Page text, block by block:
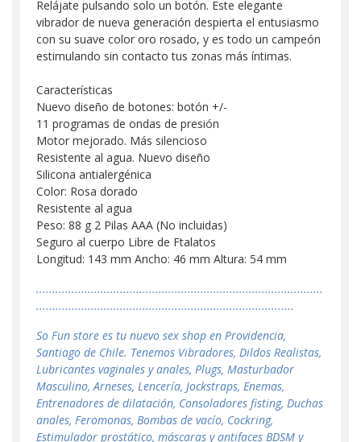
Relájate pulsando solo un botón. Este elegante
vibrador de nueva generación despierta el entusiasmo
con su suave color oro rosado, y es todo un campeón
estimulando sin contacto tus zonas más íntimas.
Características
Nuevo diseño de botones: botón +/-
11 programas de ondas de presión
Motor mejorado. Más silencioso
Resistente al agua. Nuevo diseño
Silicona antialergénica
Color: Rosa dorado
Resistente al agua
Peso: 88 g 2 Pilas AAA (No incluidas)
Seguro al cuerpo Libre de Ftalatos
Longitud: 143 mm Ancho: 46 mm Altura: 54 mm
.........................................................................................
................................................................................
So Fun store es tu nuevo sex shop en Providencia,
Santiago de Chile. Tenemos Vibradores, Dildos Realistas,
Lubricantes vaginales y anales, Plugs, Masturbador
Masculino, Arneses, Lencería, Jockstraps, Enemas,
Entrenadores de dilatación, Consoladores fisting, Duchas
anales, Feromonas, Bombas de vacío, Cockring,
Estimulador prostático, máscaras y antifaces BDSM y